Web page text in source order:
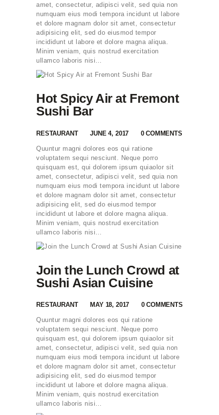
amet, consectetur, adipisci velit, sed quia non
numquam eius modi tempora incidunt ut labore
et dolore magnam dolor sit amet, consectetur
adipisicing elit, sed do eiusmod tempor
incididunt ut labore et dolore magna aliqua.
Minim veniam, quis nostrud exercitation
ullamco laboris nisi…
Hot Spicy Air at Fremont
Sushi Bar
RESTAURANT JUNE 4, 2017 0 COMMENTS
Quuntur magni dolores eos qui ratione
voluptatem sequi nesciunt. Neque porro
quisquam est, qui dolorem ipsum quiaolor sit
amet, consectetur, adipisci velit, sed quia non
numquam eius modi tempora incidunt ut labore
et dolore magnam dolor sit amet, consectetur
adipisicing elit, sed do eiusmod tempor
incididunt ut labore et dolore magna aliqua.
Minim veniam, quis nostrud exercitation
ullamco laboris nisi…
Join the Lunch Crowd at
Sushi Asian Cuisine
RESTAURANT MAY 18, 2017 0 COMMENTS
Quuntur magni dolores eos qui ratione
voluptatem sequi nesciunt. Neque porro
quisquam est, qui dolorem ipsum quiaolor sit
amet, consectetur, adipisci velit, sed quia non
numquam eius modi tempora incidunt ut labore
et dolore magnam dolor sit amet, consectetur
adipisicing elit, sed do eiusmod tempor
incididunt ut labore et dolore magna aliqua.
Minim veniam, quis nostrud exercitation
ullamco laboris nisi…